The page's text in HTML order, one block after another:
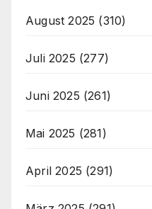
August 2025 (310)
Juli 2025 (277)
Juni 2025 (261)
Mai 2025 (281)
April 2025 (291)